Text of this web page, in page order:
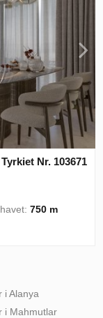
Nr. 103671
750 m
i Alanya
i Mahmutlar